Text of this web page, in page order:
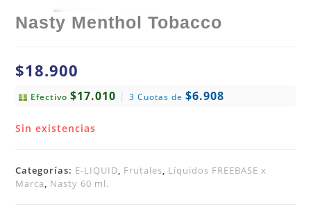
Nasty Menthol Tobacco
$18.900
Efectivo$17.010 | 3 Cuotas de$6.908
Sin existencias
Categorías: E-LIQUID, Frutales, Líquidos FREEBASE x
Marca, Nasty 60 ml.